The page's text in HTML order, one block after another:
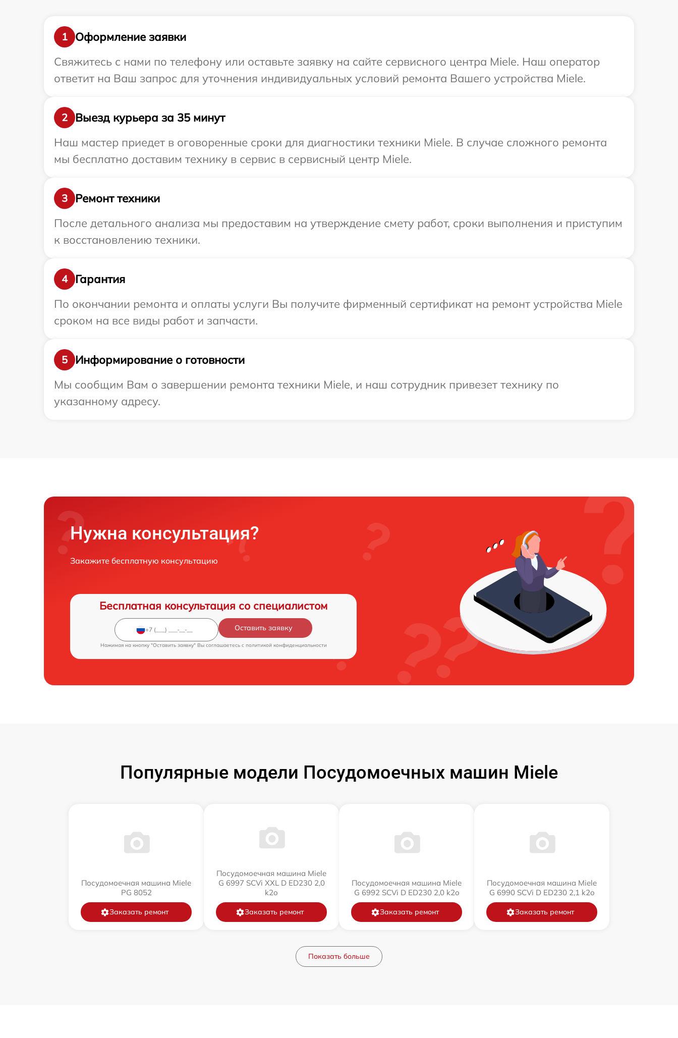
1
Оформление заявки
Свяжитесь с нами по телефону или оставьте заявку на сайте сервисного центра Miele. Наш оператор
ответит на Ваш запрос для уточнения индивидуальных условий ремонта Вашего устройства Miele.
2
Выезд курьера за 35 минут
Наш мастер приедет в оговоренные сроки для диагностики техники Miele. В случае сложного ремонта
мы бесплатно доставим технику в сервис в сервисный центр Miele.
3
Ремонт техники
После детального анализа мы предоставим на утверждение смету работ, сроки выполнения и приступим
к восстановлению техники.
4
Гарантия
По окончании ремонта и оплаты услуги Вы получите фирменный сертификат на ремонт устройства Miele
сроком на все виды работ и запчасти.
5
Информирование о готовности
Мы сообщим Вам о завершении ремонта техники Miele, и наш сотрудник привезет технику по
указанному адресу.
Нужна консультация?
Закажите бесплатную консультацию
Бесплатная консультация со специалистом
Оставить заявку
Нажимая на кнопку "Оставить заявку" Вы соглашаетесь c политикой конфиденциальности
Популярные модели Посудомоечных машин Miele
Посудомоечная машина Miele
PG 8052
Заказать ремонт
Посудомоечная машина Miele
G 6997 SCVi XXL D ED230 2,0
k2o
Заказать ремонт
Посудомоечная машина Miele
G 6992 SCVi D ED230 2,0 k2o
Заказать ремонт
Посудомоечная машина Miele
G 6990 SCVi D ED230 2,1 k2o
Заказать ремонт
Показать больше